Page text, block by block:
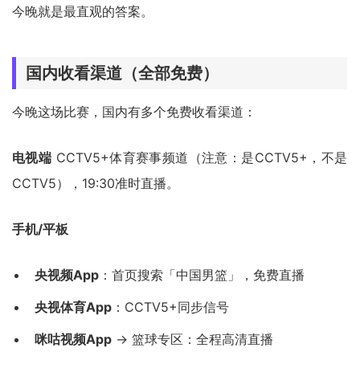
今晚就是最直观的答案。
国内收看渠道（全部免费）
今晚这场比赛，国内有多个免费收看渠道：
电视端 CCTV5+体育赛事频道（注意：是CCTV5+，不是
CCTV5），19:30准时直播。
手机/平板
央视频App ：首页搜索「中国男篮」，免费直播
央视体育App ：CCTV5+同步信号
咪咕视频App → 篮球专区：全程高清直播